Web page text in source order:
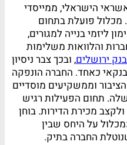
הישראלי, ממייסדי
מכלול פועלת בתחום
ליזמי בנייה למגורים,
והלוואות משלימות
בנק ירושלים, ובכך צבר ניסיון
כאחד. החברה הונפקה
וממשקיעים מוסדיים
תחום הפעילות רגיש
מכירת הדירות. בוחן
על היחס שבין
החברה בתיק.